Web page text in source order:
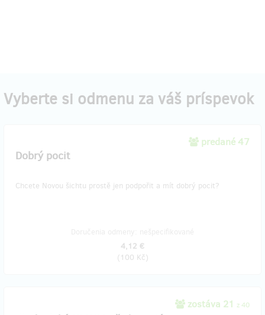
Vyberte si odmenu za váš príspevok
predané 47
Dobrý pocit
Chcete Novou šichtu prostě jen podpořit a mít dobrý pocit?
4,12 €
(100 Kč)
zostáva 21 z 40